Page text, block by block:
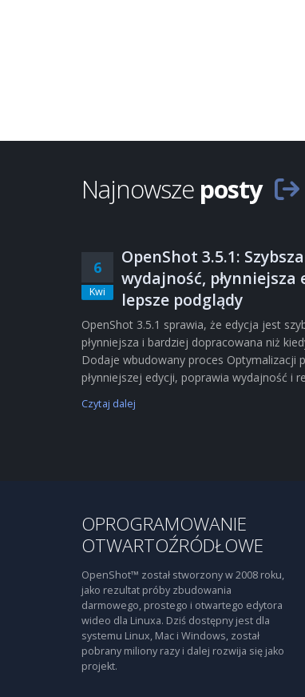
Najnowsze posty
6
Kwi
OpenShot 3.5.1: Szybsza
wydajność, płynniejsza
lepsze podglądy
OpenShot 3.5.1 sprawia, że edycja jest
płynniejsza i bardziej dopracowana niż
Dodaje wbudowany proces Optymalizacji
płynniejszej edycji, poprawia wydajność i
Czytaj dalej
OPROGRAMOWANIE
OTWARTOŹRÓDŁOWE
OpenShot™ został stworzony w 2008 roku,
jako rezultat próby zbudowania
darmowego, prostego i otwartego edytora
wideo dla Linuxa. Dziś dostępny jest dla
systemu Linux, Mac i Windows, został
pobrany miliony razy i dalej rozwija się jako
projekt.